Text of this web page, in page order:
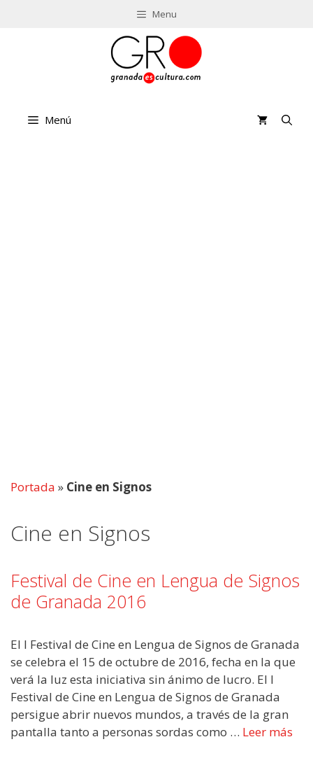
Menu
Menú
Portada » Cine en Signos
Cine en Signos
Festival de Cine en Lengua de Signos
de Granada 2016
El I Festival de Cine en Lengua de Signos de Granada
se celebra el 15 de octubre de 2016, fecha en la que
verá la luz esta iniciativa sin ánimo de lucro. El I
Festival de Cine en Lengua de Signos de Granada
persigue abrir nuevos mundos, a través de la gran
pantalla tanto a personas sordas como … Leer más